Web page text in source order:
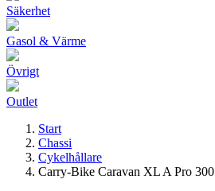
Säkerhet
Gasol & Värme
Övrigt
Outlet
Start
Chassi
Cykelhållare
Carry-Bike Caravan XL A Pro 300